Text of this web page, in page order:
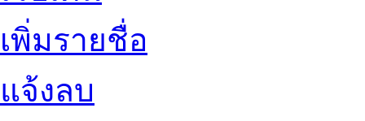
เพิ่มรายชื่อ
แจ้งลบ